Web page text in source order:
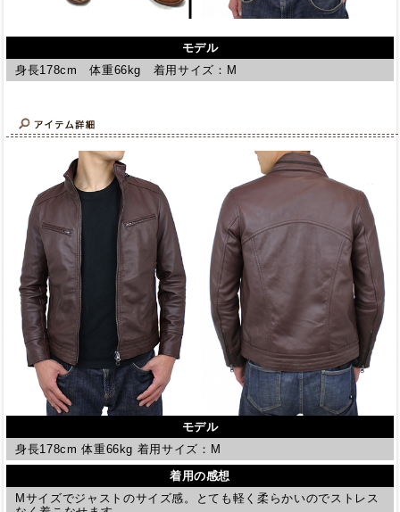
モデル
身長178cm 体重66kg 着用サイズ：M
モデル
身長178cm 体重66kg 着用サイズ：M
着用の感想
Mサイズでジャストのサイズ感。とても軽く柔らかいのでストレス